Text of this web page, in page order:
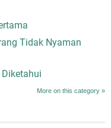
Tidak Nyaman
More on this category »